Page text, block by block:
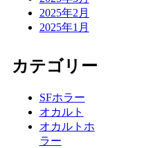
2025年2月
2025年1月
カテゴリー
SFホラー
オカルト
オカルトホ
ラー